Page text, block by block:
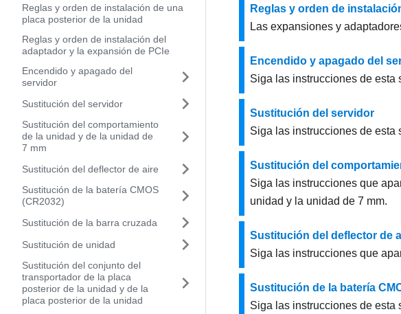
Reglas y orden de instalación de una
placa posterior de la unidad
Reglas y orden de instalación del
adaptador y la expansión de PCIe
Encendido y apagado del
servidor
Sustitución del servidor
Sustitución del comportamiento
de la unidad y de la unidad de
7 mm
Sustitución del deflector de aire
Sustitución de la batería CMOS
(CR2032)
Sustitución de la barra cruzada
Sustitución de unidad
Sustitución del conjunto del
transportador de la placa
posterior de la unidad y de la
placa posterior de la unidad
Reglas y orden de
Las expansiones y
Encendido y apagado del
Siga las instrucciones de esta
Sustitución del servidor
Siga las instrucciones de esta
Sustitución del
Siga las instrucciones que
unidad y la unidad de 7 mm.
Sustitución del deflector de
Siga las instrucciones que
Sustitución de la batería
Siga las instrucciones de esta